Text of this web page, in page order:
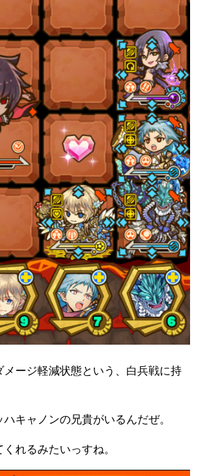
ージ軽減状態という、白兵戦に持
キャノンの兄貴がいるんだぜ。
れるみたいっすね。